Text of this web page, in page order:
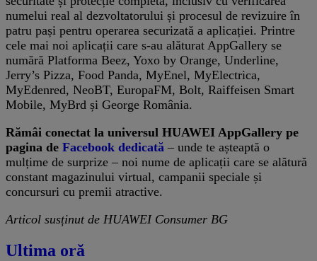
numelui real al dezvoltatorului și procesul de revizuire în
patru pași pentru operarea securizată a aplicației. Printre
cele mai noi aplicații care s-au alăturat AppGallery se
numără Platforma Beez, Yoxo by Orange, Underline,
Jerry’s Pizza, Food Panda, MyEnel, MyElectrica,
MyEdenred, NeoBT, EuropaFM, Bolt, Raiffeisen Smart
Mobile, MyBrd și George România.
Rămâi conectat la universul HUAWEI AppGallery pe
pagina de Facebook dedicată – unde te așteaptă o
mulțime de surprize – noi nume de aplicații care se alătură
constant magazinului virtual, campanii speciale și
concursuri cu premii atractive.
Articol susținut de HUAWEI Consumer BG
Ultima oră